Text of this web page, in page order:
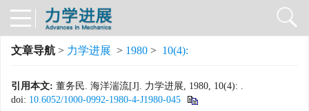
文章导航 > 力学进展 > 1980 > 10(4):
引用本文: 董务民. 海洋湍流[J]. 力学进展, 1980, 10(4): .
doi: 10.6052/1000-0992-1980-4-J1980-045